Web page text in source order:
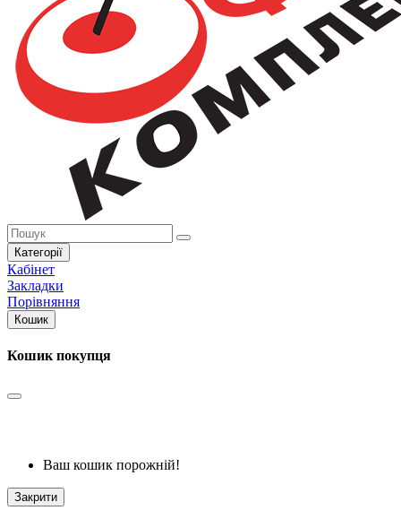
Категорії
Кабінет
Закладки
Порівняння
Кошик
Кошик покупця
Ваш кошик порожній!
Закрити